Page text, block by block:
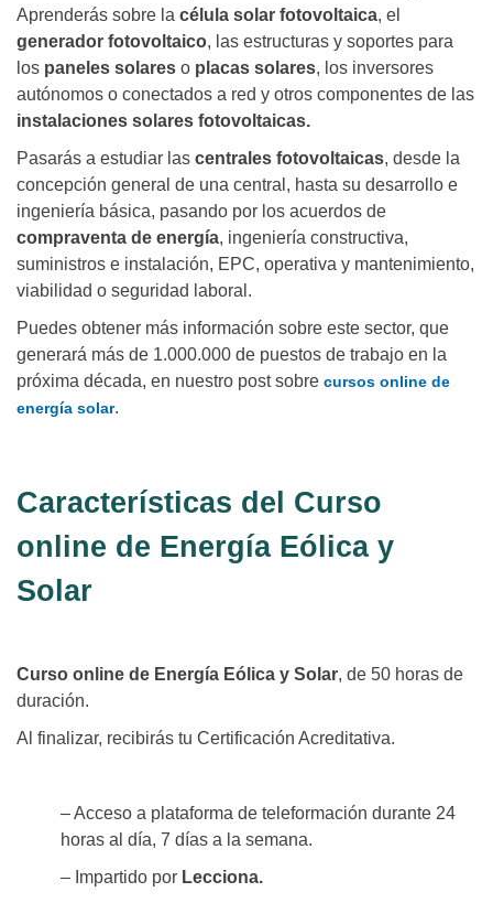
Aprenderás sobre la célula solar fotovoltaica, el
generador fotovoltaico, las estructuras y soportes para
los paneles solares o placas solares, los inversores
autónomos o conectados a red y otros componentes de las
instalaciones solares fotovoltaicas.
Pasarás a estudiar las centrales fotovoltaicas, desde la
concepción general de una central, hasta su desarrollo e
ingeniería básica, pasando por los acuerdos de
compraventa de energía, ingeniería constructiva,
suministros e instalación, EPC, operativa y mantenimiento,
viabilidad o seguridad laboral.
Puedes obtener más información sobre este sector, que
generará más de 1.000.000 de puestos de trabajo en la
próxima década, en nuestro post sobre cursos online de
energía solar.
Características del Curso
online de Energía Eólica y
Solar
Curso online de Energía Eólica y Solar, de 50 horas de
duración.
Al finalizar, recibirás tu Certificación Acreditativa.
– Acceso a plataforma de teleformación durante 24
horas al día, 7 días a la semana.
– Impartido por Lecciona.